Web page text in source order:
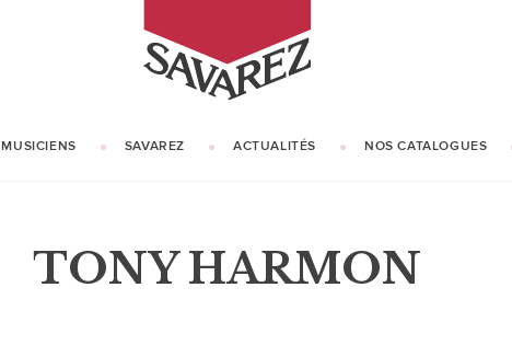
MUSICIENS SAVAREZ ACTUALITÉS NOS CATALOGUES
TONY HARMON